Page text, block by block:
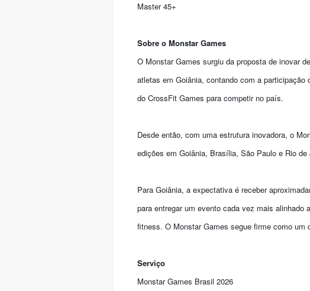
Master 45+
Sobre o Monstar Games
O Monstar Games surgiu da proposta de inovar
atletas em Goiânia, contando com a
do CrossFit Games para competir no país.
Desde então, com uma estrutura inovadora, o
edições em Goiânia, Brasília, São Paulo e Rio
Para Goiânia, a expectativa é receber
para entregar um evento cada vez mais
fitness. O Monstar Games segue firme como um
Serviço
Monstar Games Brasil 2026